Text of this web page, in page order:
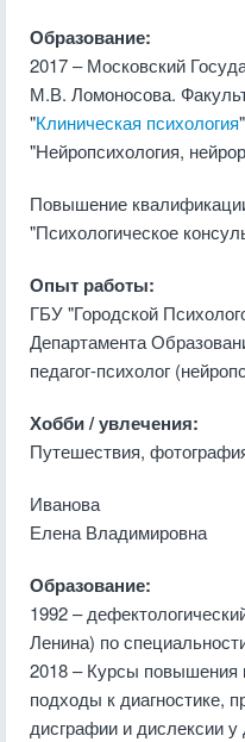
Образование:
2017 – Московский
М.В. Ломоносова.
"Клиническая психология
"Нейропсихология,
Повышение
"Психологическое
Опыт работы:
ГБУ "Городской
Департамента
педагог-психолог
Хобби / увлечения:
Путешествия,
Иванова
Елена Владимировна
Образование:
1992 –
Ленина) по
2018 – Курсы
подходы к диагностике,
дисграфии и дислексии